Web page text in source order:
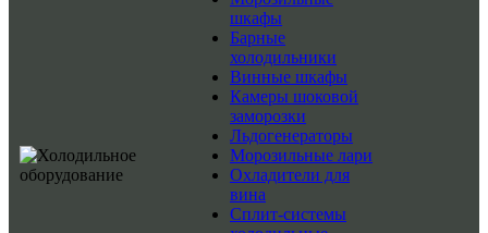
шкафы
Барные
холодильники
Винные шкафы
Камеры шоковой
заморозки
Льдогенераторы
Морозильные лари
Охладители для
вина
Сплит-системы